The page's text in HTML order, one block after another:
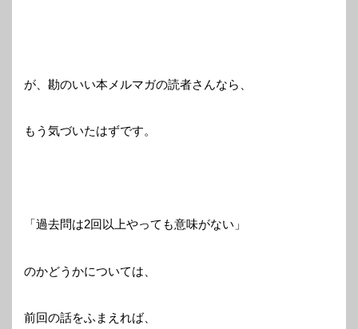
が、勘のいい本メルマガの読者さんなら、
もう気づいたはずです。
「過去問は2回以上やっても意味がない」
のかどうかについては、
前回の話をふまえれば、